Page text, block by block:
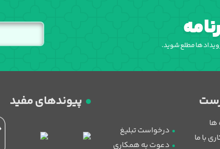
رویداد ها مطلع شوید.
ها
با ما
درخواست تبلیغ
دعوت به همکاری
پیوندهای مفید